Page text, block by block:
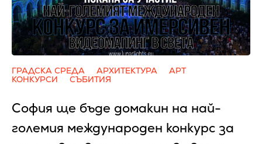
ГРАДСКА СРЕДА АРХИТЕКТУРА
АРТ
КОНКУРСИ
СЪБИТИЯ
София ще бъде домакин на най-
големия международен конкурс за